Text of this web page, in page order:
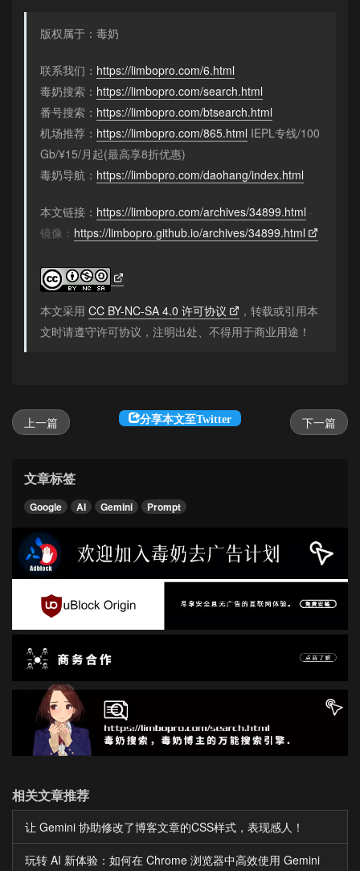
版权属于：毒奶
联系我们： https://limbopro.com/6.html
毒奶搜索： https://limbopro.com/search.html
番号搜索： https://limbopro.com/btsearch.html
机场推荐： https://limbopro.com/865.html IEPL专线/100
Gb/¥15/月起(最高享8折优惠)
毒奶导航： https://limbopro.com/daohang/index.html
本文链接： https://limbopro.com/archives/34899.html ·
镜像： https://limbopro.github.io/archives/34899.html
本文采用 CC BY-NC-SA 4.0 许可协议
，转载或引用本
文时请遵守许可协议，注明出处、不得用于商业用途！
下一篇
分享本文至Twitter
上一篇
文章标签
Google AI Gemini Prompt
相关文章推荐
让 Gemini 协助修改了博客文章的CSS样式，表现感人！
玩转 AI 新体验：如何在 Chrome 浏览器中高效使用 Gemini